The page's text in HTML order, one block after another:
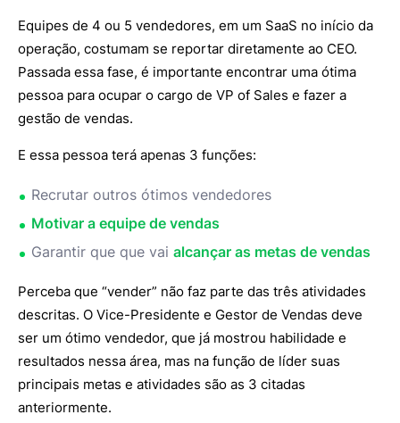
Equipes de 4 ou 5 vendedores, em um SaaS no início da
operação, costumam se reportar diretamente ao CEO.
Passada essa fase, é importante encontrar uma ótima
pessoa para ocupar o cargo de VP of Sales e fazer a
gestão de vendas.
E essa pessoa terá apenas 3 funções:
Recrutar outros ótimos vendedores
Motivar a equipe de vendas
Garantir que que vai alcançar as metas de vendas
Perceba que “vender” não faz parte das três atividades
descritas. O Vice-Presidente e Gestor de Vendas deve
ser um ótimo vendedor, que já mostrou habilidade e
resultados nessa área, mas na função de líder suas
principais metas e atividades são as 3 citadas
anteriormente.